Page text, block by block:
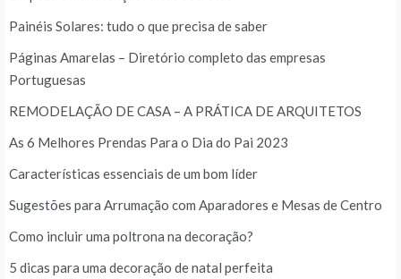
Painéis Solares: tudo o que precisa de saber
Páginas Amarelas – Diretório completo das empresas
Portuguesas
REMODELAÇÃO DE CASA – A PRÁTICA DE ARQUITETOS
As 6 Melhores Prendas Para o Dia do Pai 2023
Características essenciais de um bom líder
Sugestões para Arrumação com Aparadores e Mesas de Centro
Como incluir uma poltrona na decoração?
5 dicas para uma decoração de natal perfeita